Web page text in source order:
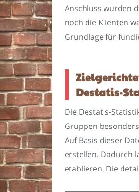
Anschluss wurden
noch die Klienten
Grundlage für
Destatis-
Die Destatis-
Gruppen
Auf Basis dieser
erstellen. Dadurch
etablieren. Die